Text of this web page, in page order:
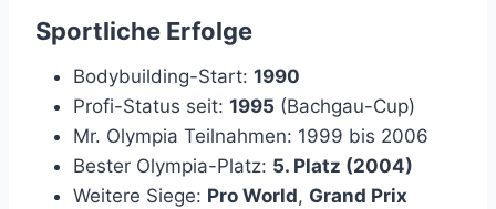
Sportliche Erfolge
Bodybuilding-Start: 1990
Profi-Status seit: 1995 (Bachgau-Cup)
Mr. Olympia Teilnahmen: 1999 bis 2006
Bester Olympia-Platz: 5. Platz (2004)
Weitere Siege: Pro World, Grand Prix